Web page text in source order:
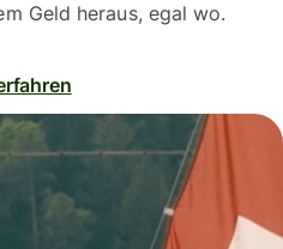
Geld heraus, egal wo.